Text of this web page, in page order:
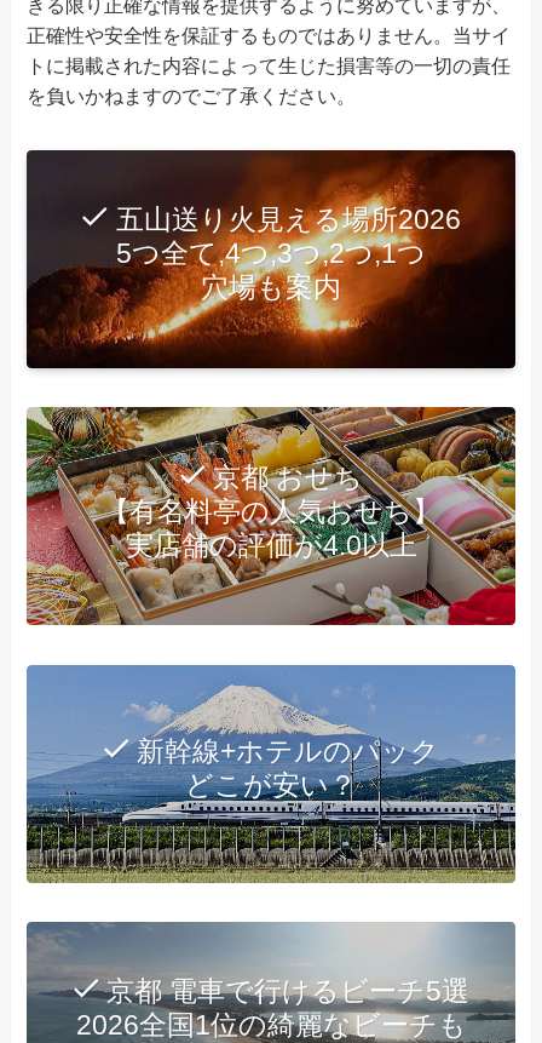
きる限り正確な情報を提供するように努めていますが、
正確性や安全性を保証するものではありません。当サイ
トに掲載された内容によって生じた損害等の一切の責任
を負いかねますのでご了承ください。
五山送り火見える場所2026
5つ全て,4つ,3つ,2つ,1つ
穴場も案内
京都 おせち
【有名料亭の人気おせち】
実店舗の評価が4.0以上
新幹線+ホテルのパック
どこが安い？
京都 電車で行けるビーチ5選
2026全国1位の綺麗なビーチも